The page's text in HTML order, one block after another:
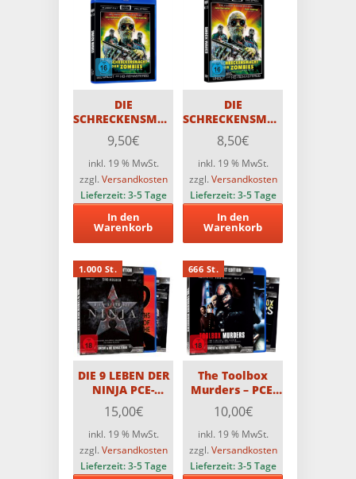
DIE
SCHRECKENSMACHT
DER ZOMBIES –
CCC-Blu-ray
9,50€
inkl. 19 % MwSt.
zzgl. Versandkosten
Lieferzeit:3-5 Tage
In den
Warenkorb
DIE
SCHRECKENSMACHT
DER ZOMBIES –
CCC-DVD
8,50€
inkl. 19 % MwSt.
zzgl. Versandkosten
Lieferzeit:3-5 Tage
In den
Warenkorb
1.000 St.
DIE 9 LEBEN DER
NINJA PCE-
Edition (2 Disc-
Edition) Limitiert
auf 1000 St.
15,00€
inkl. 19 % MwSt.
zzgl. Versandkosten
Lieferzeit:3-5 Tage
666 St.
The Toolbox
Murders – PCE-
Uncut-Edition –
Limitiert auf 666
Stück (Blu-
ray+DVD)
10,00€
inkl. 19 % MwSt.
zzgl. Versandkosten
Lieferzeit:3-5 Tage